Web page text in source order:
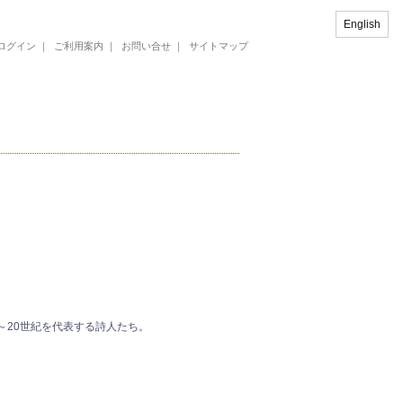
グイン ｜ ご利用案内 ｜ お問い合せ ｜ サイトマップ
世紀を代表する詩人たち。
English